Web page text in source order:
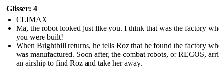
Glisser: 4
CLIMAX
Ma, the robot looked just like you. I think that was the factory
you were built!
When Brightbill returns, he tells Roz that he found the factory
was manufactured. Soon after, the combat robots, or RECOS,
an airship to find Roz and take her away.